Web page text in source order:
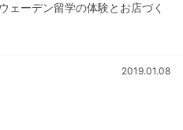
ェーデン留学の体験とお店づく
2019.01.08